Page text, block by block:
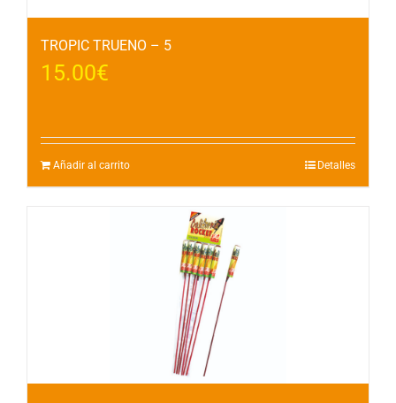
TROPIC TRUENO – 5
15.00€
Añadir al carrito Detalles